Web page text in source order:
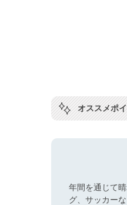
オススメポ
年間を通じて
グ、サッカー